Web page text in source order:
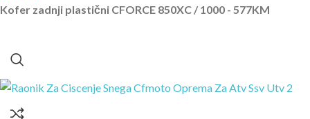
Kofer zadnji plastični CFORCE 850XC / 1000 - 577KM